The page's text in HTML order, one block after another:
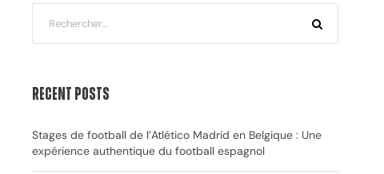
Recent Posts
Stages de football de l’Atlético Madrid en Belgique : Une
expérience authentique du football espagnol